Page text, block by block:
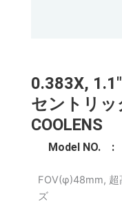
0.383X,
セントリッ
COOLENS
Model NO. :
FOV(φ)48mm, 超
ズ